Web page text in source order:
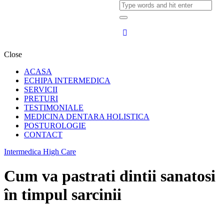
Close
ACASA
ECHIPA INTERMEDICA
SERVICII
PRETURI
TESTIMONIALE
MEDICINA DENTARA HOLISTICA
POSTUROLOGIE
CONTACT
Intermedica High Care
Cum va pastrati dintii sanatosi
în timpul sarcinii